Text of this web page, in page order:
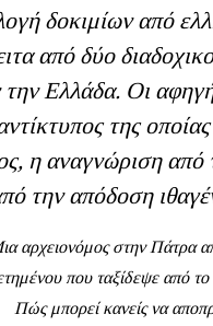
δοκιμίων από
από δύο
Ελλάδα. Οι
της
η αναγνώριση από
την απόδοση
αρχειονόμος στην Πάτρα
που ταξίδεψε από το
Πώς μπορεί κανείς να